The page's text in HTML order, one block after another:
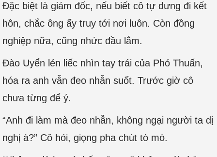
Đặc biệt là giám đốc, nếu biết cô tự dưng đi kết
hôn, chắc ông ấy truy tới nơi luôn. Còn đồng
nghiệp nữa, cũng nhức đầu lắm.
Đào Uyển lén liếc nhìn tay trái của Phó Thuấn,
hóa ra anh vẫn đeo nhẫn suốt. Trước giờ cô
chưa từng để ý.
“Anh đi làm mà đeo nhẫn, không ngại người ta dị
nghị à?” Cô hỏi, giọng pha chút tò mò.